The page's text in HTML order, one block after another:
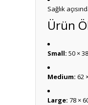
Sağlık
Ürün
Small: 50 ×
Medium: 62
Large: 78 ×